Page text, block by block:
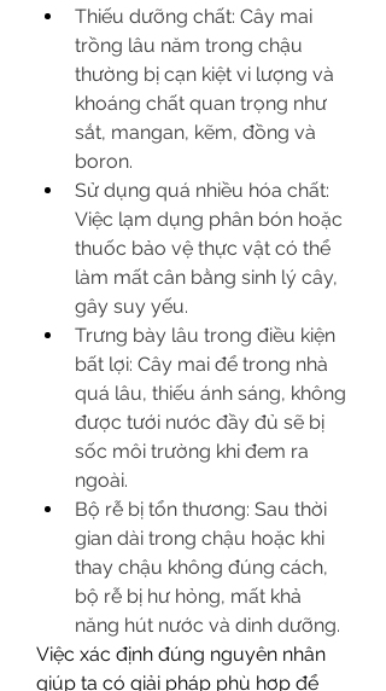
Thiếu dưỡng chất: Cây mai
trồng lâu năm trong chậu
thường bị cạn kiệt vi lượng và
khoáng chất quan trọng như
sắt, mangan, kẽm, đồng và
boron.
Sử dụng quá nhiều hóa chất:
Việc lạm dụng phân bón hoặc
thuốc bảo vệ thực vật có thể
làm mất cân bằng sinh lý cây,
gây suy yếu.
Trưng bày lâu trong điều kiện
bất lợi: Cây mai để trong nhà
quá lâu, thiếu ánh sáng, không
được tưới nước đầy đủ sẽ bị
sốc môi trường khi đem ra
ngoài.
Bộ rễ bị tổn thương: Sau thời
gian dài trong chậu hoặc khi
thay chậu không đúng cách,
bộ rễ bị hư hỏng, mất khả
năng hút nước và dinh dưỡng.
Việc xác định đúng nguyên nhân
giúp ta có giải pháp phù hợp để